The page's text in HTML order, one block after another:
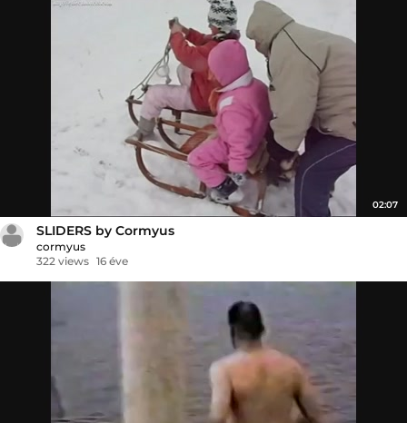
02:07
SLIDERS by Cormyus
cormyus
322 views 16 éve